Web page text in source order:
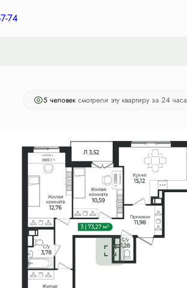
74
287 650 руб.
5 человек смотрели эту квартиру за 24 часа